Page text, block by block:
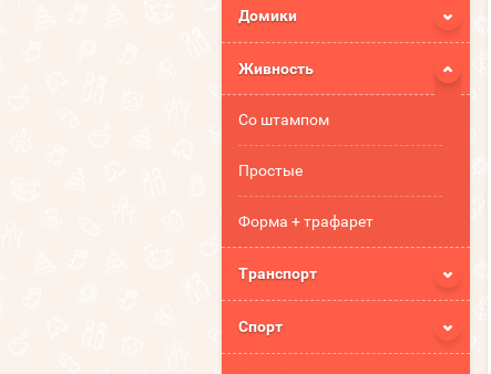
Домики
Живность
Со штампом
Простые
Форма + трафарет
Транспорт
Спорт